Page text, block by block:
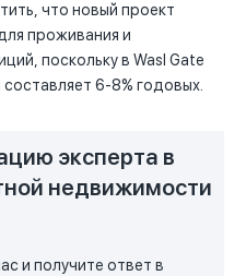
что новый проект
проживания и
поскольку в Wasl Gate
6-8% годовых.
эксперта в
недвижимости
и получите ответ в